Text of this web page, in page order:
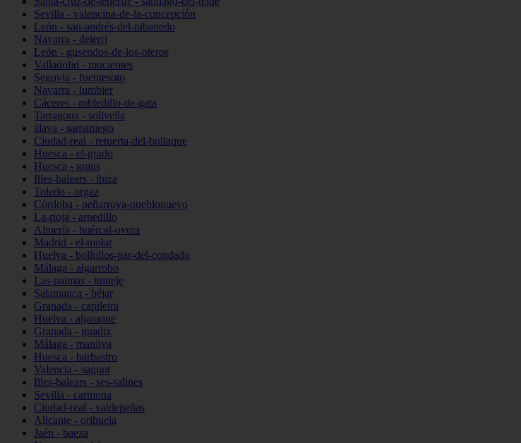
Sevilla - valencina-de-la-concepción
León - san-andrés-del-rabanedo
Navarra - deierri
León - gusendos-de-los-oteros
Valladolid - mucientes
Segovia - fuentesoto
Navarra - lumbier
Cáceres - robledillo-de-gata
Tarragona - solivella
álava - samaniego
Ciudad-real - retuerta-del-bullaque
Huesca - el-grado
Huesca - graus
Illes-balears - ibiza
Toledo - orgaz
Córdoba - peñarroya-pueblonuevo
La-rioja - arnedillo
Almería - huércal-overa
Madrid - el-molar
Huelva - bollullos-par-del-condado
Málaga - algarrobo
Las-palmas - tuineje
Salamanca - béjar
Granada - capileira
Huelva - aljaraque
Granada - guadix
Málaga - manilva
Huesca - barbastro
Valencia - sagunt
Illes-balears - ses-salines
Sevilla - carmona
Ciudad-real - valdepeñas
Alicante - orihuela
Jaén - baeza